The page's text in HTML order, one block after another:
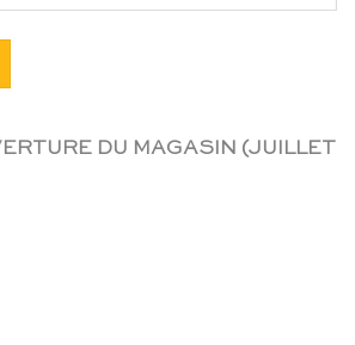
DU MAGASIN (JUILLET